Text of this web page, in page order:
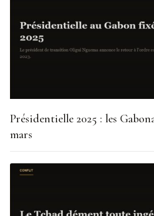
Présidentielle 2025 : les
mars